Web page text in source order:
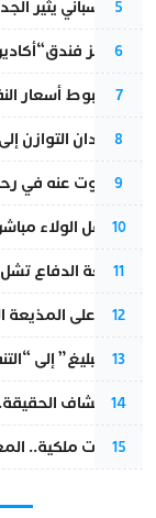
5
تقرير إسباني
6
أزمة تهز
7
رغم هبوط أسعار
8
من فقدان التوازن
9
المسكوت عنه في
10
بعد حفل الولاء
11
مقاطعة الدفاع تشل محاكمات 410 معتقلين..
12
الحكم على المذيعة المصرية سارة
13
من “التبليغ” إلى
14
بعد انكشاف
15
بتعليمات ملكية..